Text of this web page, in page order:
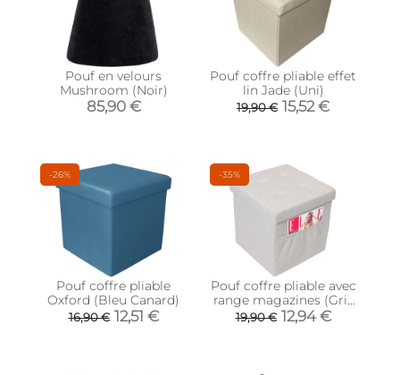
Pouf en velours
Mushroom (Noir)
85,90 €
Pouf coffre pliable effet
lin Jade (Uni)
19,90 € 15,52 €
-26%
Pouf coffre pliable
Oxford (Bleu Canard)
16,90 € 12,51 €
-35%
Pouf coffre pliable avec
range magazines (Gris
blanc)
19,90 € 12,94 €